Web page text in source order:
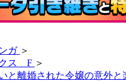
ガ ＞
クス F ＞
と離婚された令嬢の意外と